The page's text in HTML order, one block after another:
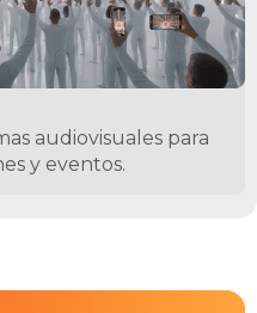
audiovisuales para
y eventos.